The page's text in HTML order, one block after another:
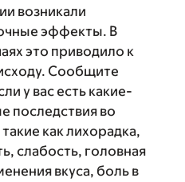
возникали
эффекты. В
это приводило к
Сообщите
у вас есть какие-
последствия во
как лихорадка,
слабость, головная
вкуса, боль в